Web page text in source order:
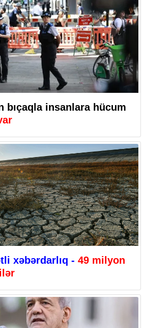
bıçaqla insanlara hücum
xəbərdarlıq - 49 milyon